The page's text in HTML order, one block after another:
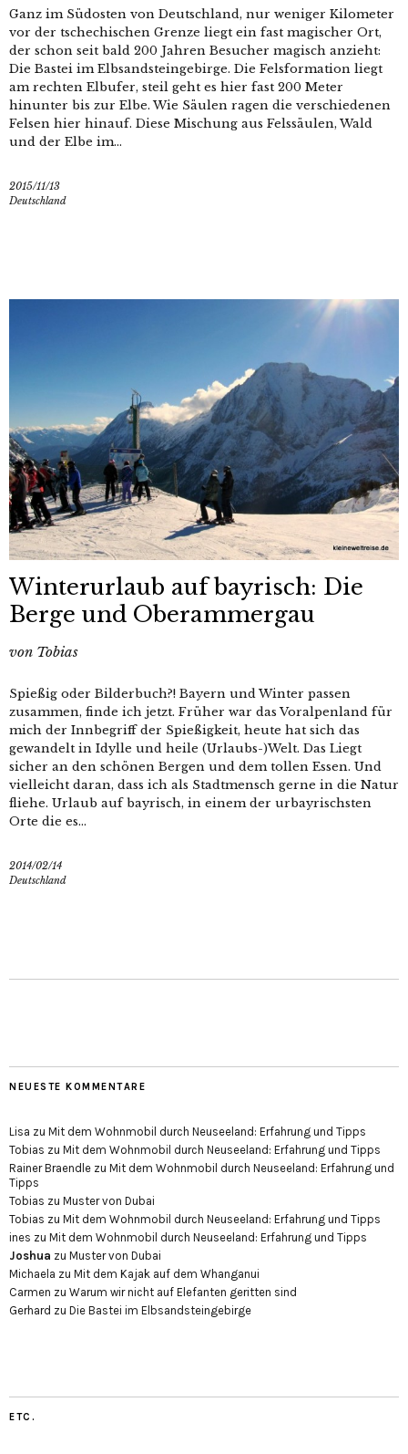
Ganz im Südosten von Deutschland, nur weniger Kilometer
vor der tschechischen Grenze liegt ein fast magischer Ort,
der schon seit bald 200 Jahren Besucher magisch anzieht:
Die Bastei im Elbsandsteingebirge. Die Felsformation liegt
am rechten Elbufer, steil geht es hier fast 200 Meter
hinunter bis zur Elbe. Wie Säulen ragen die verschiedenen
Felsen hier hinauf. Diese Mischung aus Felssäulen, Wald
und der Elbe im...
2015/11/13
Deutschland
Winterurlaub auf bayrisch: Die
Berge und Oberammergau
von Tobias
Spießig oder Bilderbuch?! Bayern und Winter passen
zusammen, finde ich jetzt. Früher war das Voralpenland für
mich der Innbegriff der Spießigkeit, heute hat sich das
gewandelt in Idylle und heile (Urlaubs-)Welt. Das Liegt
sicher an den schönen Bergen und dem tollen Essen. Und
vielleicht daran, dass ich als Stadtmensch gerne in die Natur
fliehe. Urlaub auf bayrisch, in einem der urbayrischsten
Orte die es...
2014/02/14
Deutschland
NEUESTE KOMMENTARE
Lisa zu Mit dem Wohnmobil durch Neuseeland: Erfahrung und Tipps
Tobias zu Mit dem Wohnmobil durch Neuseeland: Erfahrung und Tipps
Rainer Braendle zu Mit dem Wohnmobil durch Neuseeland: Erfahrung und
Tipps
Tobias zu Muster von Dubai
Tobias zu Mit dem Wohnmobil durch Neuseeland: Erfahrung und Tipps
ines zu Mit dem Wohnmobil durch Neuseeland: Erfahrung und Tipps
Joshua zu Muster von Dubai
Michaela zu Mit dem Kajak auf dem Whanganui
Carmen zu Warum wir nicht auf Elefanten geritten sind
Gerhard zu Die Bastei im Elbsandsteingebirge
ETC.